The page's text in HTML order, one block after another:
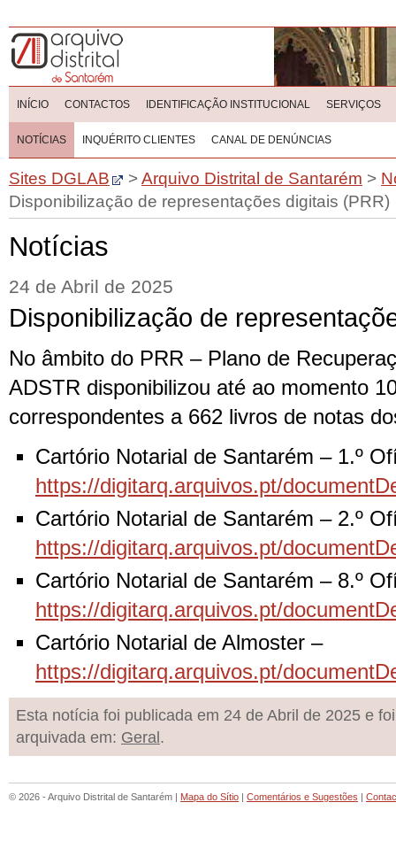
INÍCIO CONTACTOS IDENTIFICAÇÃO INSTITUCIONAL SERVIÇOS
NOTÍCIAS INQUÉRITO CLIENTES CANAL DE DENÚNCIAS
Sites DGLAB >Arquivo Distrital de Santarém >
Disponibilização de representações digitais (PRR)
Notícias
24 de Abril de 2025
Disponibilização de
No âmbito do PRR – Plano de
ADSTR disponibilizou até ao momento
correspondentes a 662 livros de notas
Cartório Notarial de Santarém – 1.º
https://digitarq.arquivos.pt/
Cartório Notarial de Santarém – 2.º
https://digitarq.arquivos.pt/
Cartório Notarial de Santarém – 8.º
https://digitarq.arquivos.pt/
Cartório Notarial de Almoster –
https://digitarq.arquivos.pt/
Esta notícia foi publicada em 24 de Abril de 2025 e foi
arquivada em: Geral .
© 2026 - Arquivo Distrital de Santarém | Mapa do Sítio | Comentários e Sugestões |